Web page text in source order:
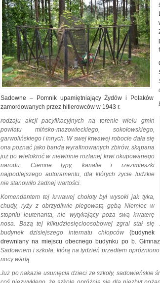
Sadowne – Pomnik upamiętniający Żydów i Polaków
zamordowanych przez hitlerowców w 1943 r.
rodzaju akcji pacyfikacyjnych na terenie wielu gmin
powiatu mińsko-mazowieckiego, sokołowskiego,
garwolińskiego i innych. W swej krwawej robocie dała się
ona poznać jako banda wyrafinowanych zbirów, skąpana
już po wielokroć w niewinnie rozlanej krwi okupowanego
narodu. Ciemne typy, kanalie i rzezimieszki
najpodlejszego autoramentu, dla których życie ludzkie
nie stanowiło żadnej wartości.
Komendantem tej krwawej chołoty był wysoki jak tyka,
chudy, ryży z obrzydliwie piegowatą gębą Niemiec w
stopniu leutenanta, nie wytykający poza swą kwaterę
nosa. Bazą tej kilkudziesięcioosobowej zgrai stał się
budynek dzisiejszego internatu chłopców(budynek
drewniany na miejscu obecnego budynku po b.
Sadownem i szkoła, którą na tydzień przedtem
nocy wartą.
Już po nakazie usunięcia dzieci ze szkoły, sadowieńskie